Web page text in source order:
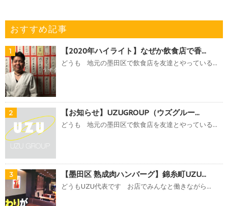
おすすめ記事
1 【2020年ハイライト】なぜか飲食店で香...
どうも 地元の墨田区で飲食店を友達とやっている...
2 【お知らせ】UZUGROUP（ウズグルー...
どうも 地元の墨田区で飲食店を友達とやっている...
3 【墨田区 熟成肉ハンバーグ】錦糸町UZU...
どうもUZU代表です お店でみんなと働きながら...